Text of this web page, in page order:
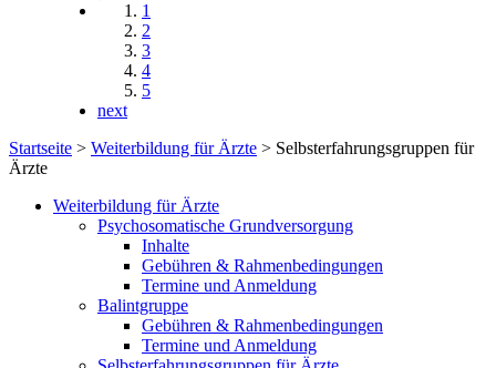
1
2
3
4
5
next
Startseite > Weiterbildung für Ärzte > Selbsterfahrungsgruppen für
Ärzte
Weiterbildung für Ärzte
Psychosomatische Grundversorgung
Inhalte
Gebühren & Rahmenbedingungen
Termine und Anmeldung
Balintgruppe
Gebühren & Rahmenbedingungen
Termine und Anmeldung